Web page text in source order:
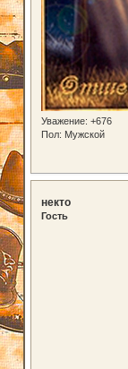
Уважение: +676
Пол: Мужской
некто
Гость